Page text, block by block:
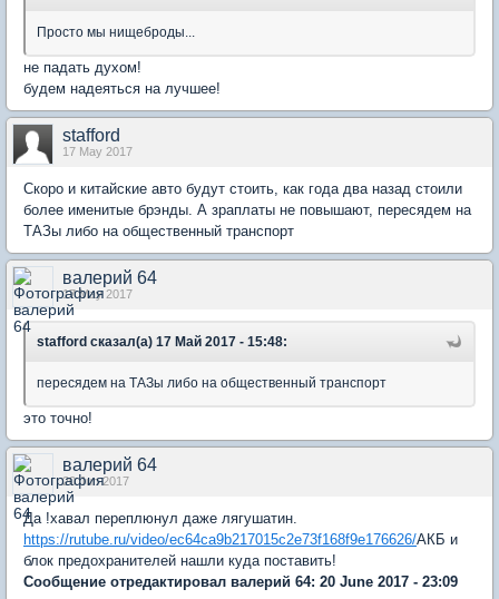
Просто мы нищеброды...
не падать духом!
будем надеяться на лучшее!
stafford
17 May 2017
Скоро и китайские авто будут стоить, как года два назад стоили
более именитые брэнды. А зраплаты не повышают, пересядем на
ТАЗы либо на общественный транспорт
валерий 64
17 May 2017
stafford сказал(а) 17 Май 2017 - 15:48:
пересядем на ТАЗы либо на общественный транспорт
это точно!
валерий 64
20 Jun 2017
Да !хавал переплюнул даже лягушатин.
https://rutube.ru/video/ec64ca9b217015c2e73f168f9e176626/АКБ и
блок предохранителей нашли куда поставить!
Сообщение отредактировал валерий 64: 20 June 2017 - 23:09